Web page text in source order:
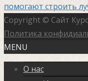
помогают строить
Copyright © Сайт
Политика
MENU
О нас